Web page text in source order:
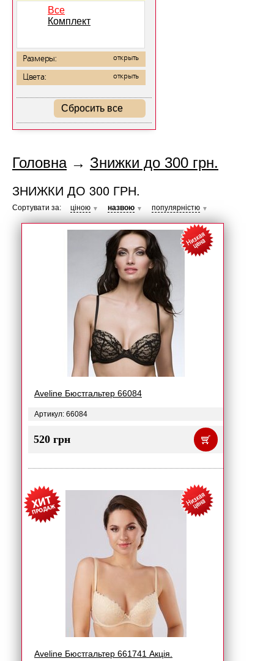
Все
Комплект
Размеры: открыть
Цвета: открыть
Сбросить все
Головна→ Знижки до 300 грн.
ЗНИЖКИ ДО 300 ГРН.
Сортувати за: ціною ▼ назвою ▼ популярністю ▼
Aveline Бюстгальтер 66084
Артикул: 66084
520 грн
Aveline Бюстгальтер 661741 Акція.